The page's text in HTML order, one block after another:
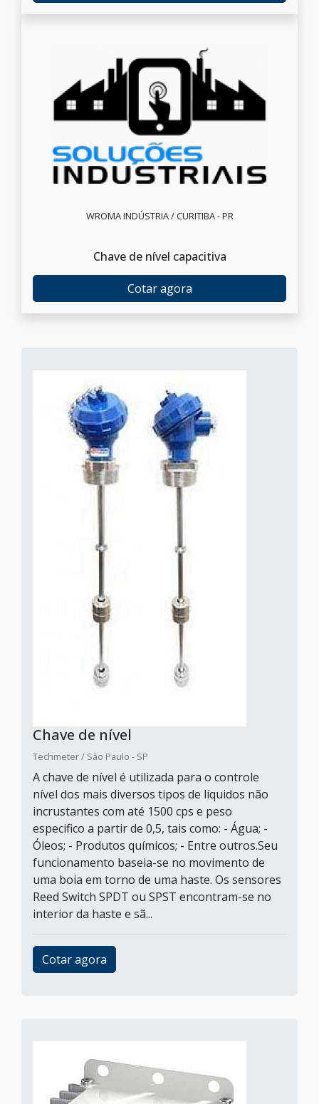
WROMA INDÚSTRIA / CURITIBA - PR
Chave de nível capacitiva
Cotar agora
Chave de nível
Techmeter / São Paulo - SP
A chave de nível é utilizada para o controle
nível dos mais diversos tipos de líquidos não
incrustantes com até 1500 cps e peso
especifico a partir de 0,5, tais como: - Água; -
Óleos; - Produtos químicos; - Entre outros.Seu
funcionamento baseia-se no movimento de
uma boia em torno de uma haste. Os sensores
Reed Switch SPDT ou SPST encontram-se no
interior da haste e sã...
Cotar agora